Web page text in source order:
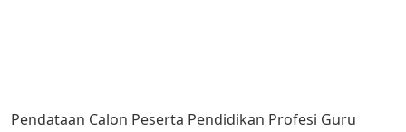
Pendataan Calon Peserta Pendidikan Profesi Guru